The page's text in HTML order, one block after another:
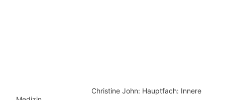
Christine John: Hauptfach: Innere